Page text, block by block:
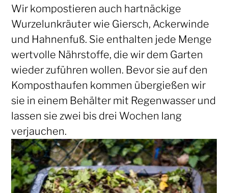
Wir kompostieren auch hartnäckige
Wurzelunkräuter wie Giersch, Ackerwinde
und Hahnenfuß. Sie enthalten jede Menge
wertvolle Nährstoffe, die wir dem Garten
wieder zuführen wollen. Bevor sie auf den
Komposthaufen kommen übergießen wir
sie in einem Behälter mit Regenwasser und
lassen sie zwei bis drei Wochen lang
verjauchen.